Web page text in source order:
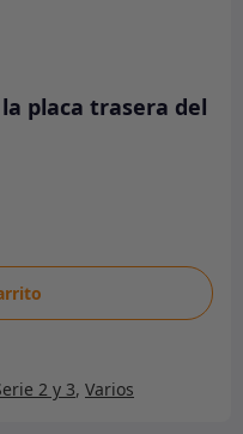
placa trasera del
2 y 3, Varios